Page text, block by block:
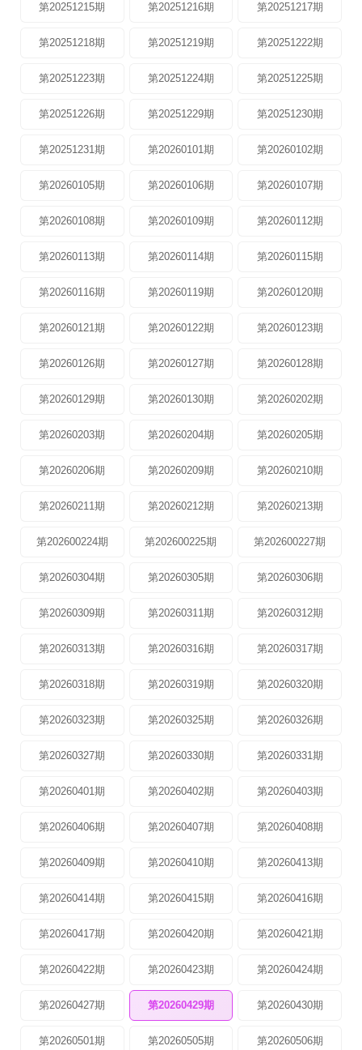
第20251215期 第20251216期 第20251217期
第20251218期 第20251219期 第20251222期
第20251223期 第20251224期 第20251225期
第20251226期 第20251229期 第20251230期
第20251231期 第20260101期 第20260102期
第20260105期 第20260106期 第20260107期
第20260108期 第20260109期 第20260112期
第20260113期 第20260114期 第20260115期
第20260116期 第20260119期 第20260120期
第20260121期 第20260122期 第20260123期
第20260126期 第20260127期 第20260128期
第20260129期 第20260130期 第20260202期
第20260203期 第20260204期 第20260205期
第20260206期 第20260209期 第20260210期
第20260211期 第20260212期 第20260213期
第202600224期 第202600225期 第202600227期
第20260304期 第20260305期 第20260306期
第20260309期 第20260311期 第20260312期
第20260313期 第20260316期 第20260317期
第20260318期 第20260319期 第20260320期
第20260323期 第20260325期 第20260326期
第20260327期 第20260330期 第20260331期
第20260401期 第20260402期 第20260403期
第20260406期 第20260407期 第20260408期
第20260409期 第20260410期 第20260413期
第20260414期 第20260415期 第20260416期
第20260417期 第20260420期 第20260421期
第20260422期 第20260423期 第20260424期
第20260427期 第20260429期 第20260430期
第20260501期 第20260505期 第20260506期